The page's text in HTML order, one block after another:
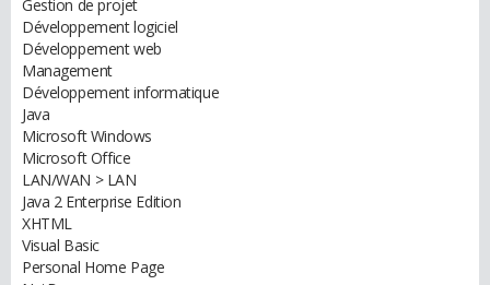
Gestion de projet
Développement logiciel
Développement web
Management
Développement informatique
Java
Microsoft Windows
Microsoft Office
LAN/WAN > LAN
Java 2 Enterprise Edition
XHTML
Visual Basic
Personal Home Page